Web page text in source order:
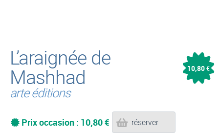
L’araignée de
Mashhad
arte éditions
10,80€
Prix occasion : 10,80 € réserver